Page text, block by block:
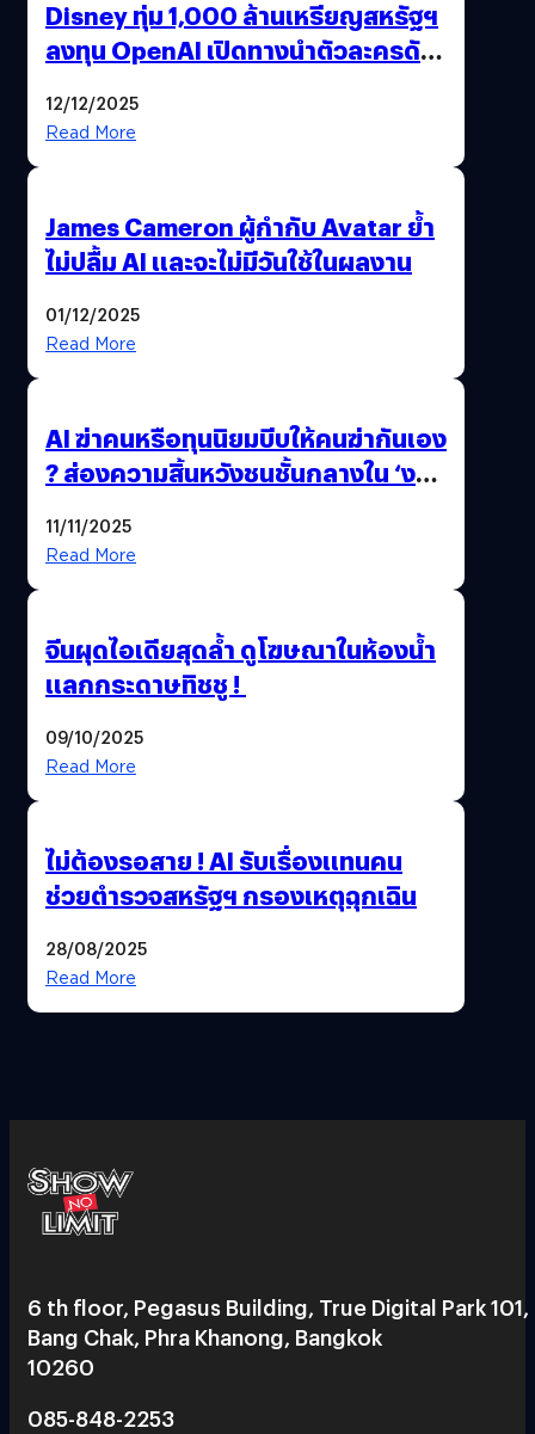
Disney ทุ่ม 1,000 ล้านเหรียญสหรัฐฯ
ลงทุน OpenAI เปิดทางนำตัวละครดัง
12/12/2025
Read More
James Cameron ผู้กำกับ Avatar ย้ำ
ไม่ปลื้ม AI และจะไม่มีวันใช้ในผลงาน
01/12/2025
Read More
AI ฆ่าคนหรือทุนนิยมบีบให้คนฆ่ากันเอง
? ส่องความสิ้นหวังชนชั้นกลางใน ‘งาน
11/11/2025
Read More
จีนผุดไอเดียสุดล้ำ ดูโฆษณาในห้องน้ำ
แลกกระดาษทิชชู !
09/10/2025
Read More
ไม่ต้องรอสาย ! AI รับเรื่องแทนคน
ช่วยตำรวจสหรัฐฯ กรองเหตุฉุกเฉิน
28/08/2025
Read More
6 th floor, Pegasus Building, True Digital Park 101,
Bang Chak, Phra Khanong, Bangkok
10260
085-848-2253